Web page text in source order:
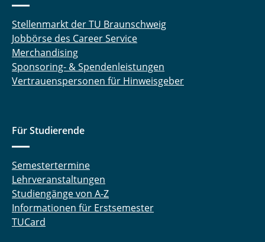
Stellenmarkt der TU Braunschweig
Jobbörse des Career Service
Merchandising
Sponsoring- & Spendenleistungen
Vertrauenspersonen für Hinweisgeber
Für Studierende
Semestertermine
Lehrveranstaltungen
Studiengänge von A-Z
Informationen für Erstsemester
TUCard